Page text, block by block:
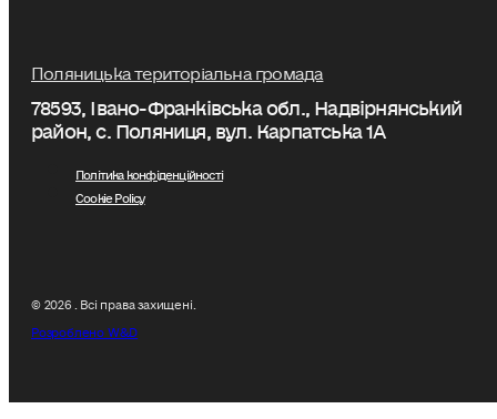
Поляницька територіальна громада
78593, Івано-Франківська обл., Надвірнянський
район, с. Поляниця, вул. Карпатська 1А
Політика конфіденційності
Cookie Policy
© 2026 . Всі права захищені.
Розроблено W&D